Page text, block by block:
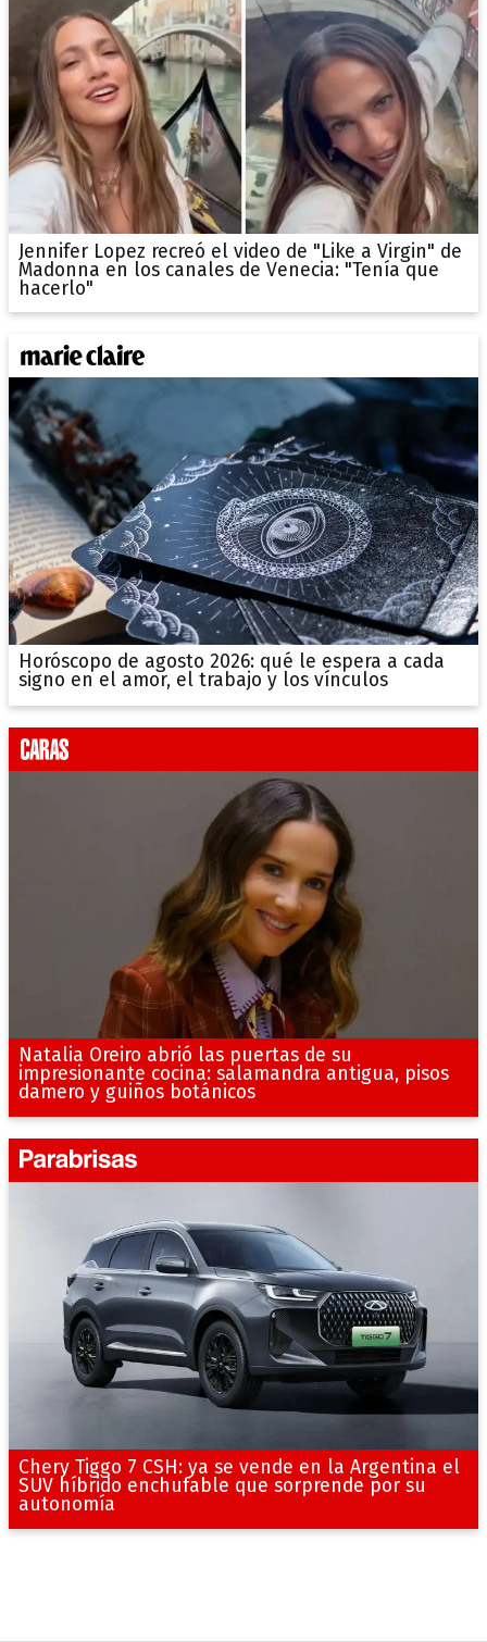
Jennifer Lopez recreó el video de "Like a Virgin" de
Madonna en los canales de Venecia: "Tenía que
hacerlo"
Horóscopo de agosto 2026: qué le espera a cada
signo en el amor, el trabajo y los vínculos
Natalia Oreiro abrió las puertas de su
impresionante cocina: salamandra antigua, pisos
damero y guiños botánicos
Chery Tiggo 7 CSH: ya se vende en la Argentina el
SUV híbrido enchufable que sorprende por su
autonomía